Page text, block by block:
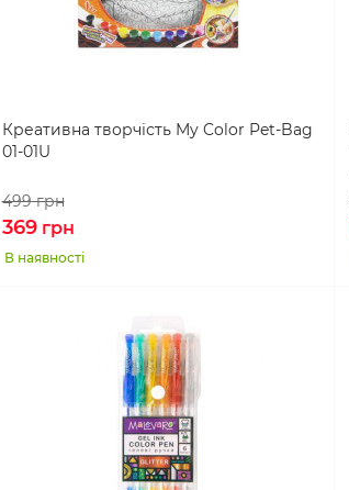
Креативна творчість My Color Pet-Bag
01-01U
499грн
369грн
В наявності